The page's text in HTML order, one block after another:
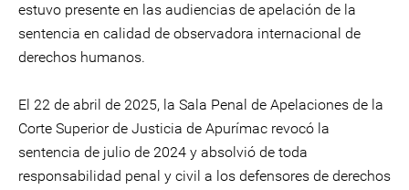
estuvo presente en las audiencias de apelación de la
sentencia en calidad de observadora internacional de
derechos humanos.
El 22 de abril de 2025, la Sala Penal de Apelaciones de la
Corte Superior de Justicia de Apurímac revocó la
sentencia de julio de 2024 y absolvió de toda
responsabilidad penal y civil a los defensores de derechos